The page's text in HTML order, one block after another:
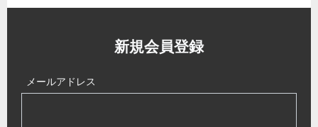
新規会員登録
メールアドレス